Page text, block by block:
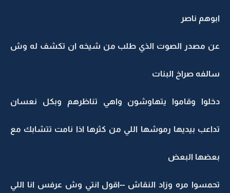
ابوهم ناصر
عن مصدر الصوت الذي طلب من شيخه ان تكشف له وش
سالفه صراخ البنات
دخلوا وقاموا يتهاوشون واهي تناظرهم وبكل نعسان
تداعب بيديها رموشها اللي من كثرها اذا نامت تتشابك مع
بعضها البعض
تحمسوا مره وزاد النقاش --اقول انتي وش عرفس انا اللي